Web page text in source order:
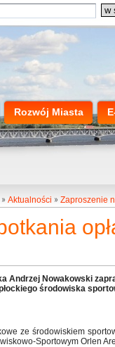
Rozwój Miasta
Aktualności Zaproszenie
Andrzej Nowakowski
środowiska
ze środowiskiem
Sportowym Orlen